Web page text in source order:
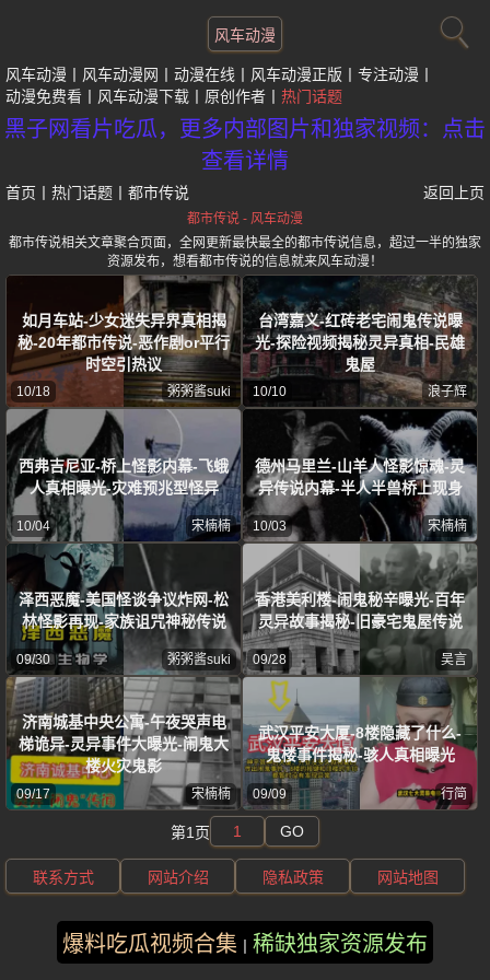
风车动漫
风车动漫 风车动漫网 动漫在线 风车动漫正版
专注动漫
动漫免费看
风车动漫下载 原创作者 热门话题
黑子网看片吃瓜，更多内部图片和独家视频：点击
查看详情
首页 热门话题 都市传说 返回上页
都市传说 - 风车动漫
都市传说相关文章聚合页面，全网更新最快最全的都市传说信息，超过一半的独家
资源发布，想看都市传说的信息就来风车动漫！
如月车站-少女迷失异界真相揭
秘-20年都市传说-恶作剧or平行
时空引热议
10/18 粥粥酱suki
台湾嘉义-红砖老宅闹鬼传说曝
光-探险视频揭秘灵异真相-民雄
鬼屋
10/10 浪子辉
西弗吉尼亚-桥上怪影内幕-飞蛾
人真相曝光-灾难预兆型怪异
10/04 宋楠楠
德州马里兰-山羊人怪影惊魂-灵
异传说内幕-半人半兽桥上现身
10/03 宋楠楠
泽西恶魔-美国怪谈争议炸网-松
林怪影再现-家族诅咒神秘传说
09/30 粥粥酱suki
香港美利楼-闹鬼秘辛曝光-百年
灵异故事揭秘-旧豪宅鬼屋传说
09/28 吴言
济南城基中央公寓-午夜哭声电
梯诡异-灵异事件大曝光-闹鬼大
楼火灾鬼影
09/17 宋楠楠
武汉平安大厦-8楼隐藏了什么-
鬼楼事件揭秘-骇人真相曝光
09/09 行简
第1页 GO
爆料吃瓜视频合集 稀缺独家资源发布
联系方式 网站介绍 隐私政策 网站地图
版权所有 ©2025 风车动漫 保留所有权利